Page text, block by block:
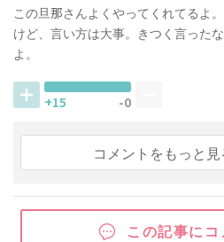
この旦那さんよくやってくれてるよ
けど、言い方は大事。きつく言った
よ。
+15 -0
コメントをもっと見
この記事に